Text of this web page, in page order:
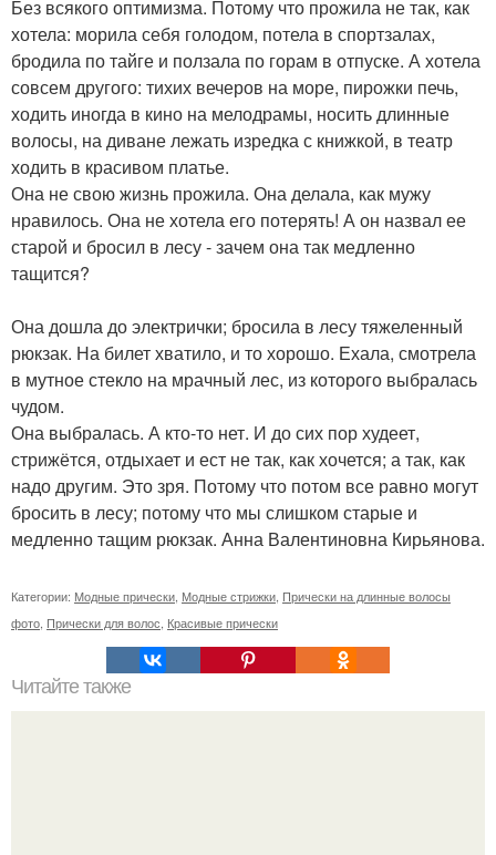
Без всякого оптимизма. Потому что прожила не так, как
хотела: морила себя голодом, потела в спортзалах,
бродила по тайге и ползала по горам в отпуске. А хотела
совсем другого: тихих вечеров на море, пирожки печь,
ходить иногда в кино на мелодрамы, носить длинные
волосы, на диване лежать изредка с книжкой, в театр
ходить в красивом платье.
Она не свою жизнь прожила. Она делала, как мужу
нравилось. Она не хотела его потерять! А он назвал ее
старой и бросил в лесу - зачем она так медленно
тащится?
Она дошла до электрички; бросила в лесу тяжеленный
рюкзак. На билет хватило, и то хорошо. Ехала, смотрела
в мутное стекло на мрачный лес, из которого выбралась
чудом.
Она выбралась. А кто-то нет. И до сих пор худеет,
стрижётся, отдыхает и ест не так, как хочется; а так, как
надо другим. Это зря. Потому что потом все равно могут
бросить в лесу; потому что мы слишком старые и
медленно тащим рюкзак. Анна Валентиновна Кирьянова.
Категории: Модные прически Модные стрижки Прически на длинные волосы
фото Прически для волос Красивые прически
Читайте также